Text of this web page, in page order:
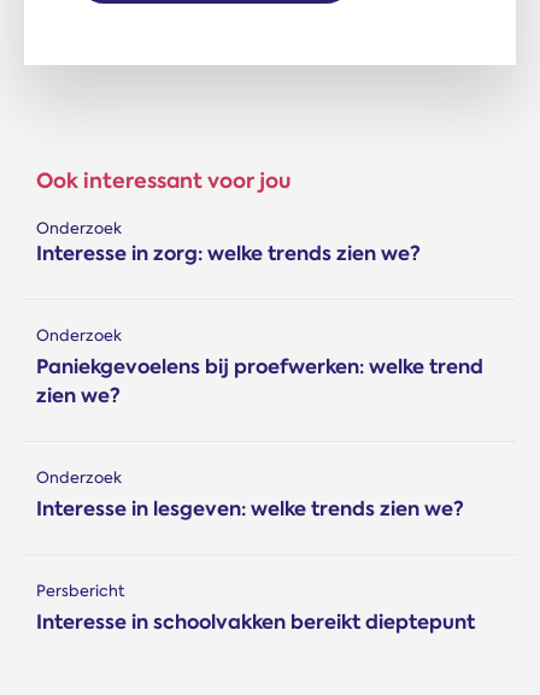
Ook interessant voor jou
Onderzoek
Interesse in zorg: welke trends zien we?
Onderzoek
Paniekgevoelens bij proefwerken: welke trend
zien we?
Onderzoek
Interesse in lesgeven: welke trends zien we?
Persbericht
Interesse in schoolvakken bereikt dieptepunt